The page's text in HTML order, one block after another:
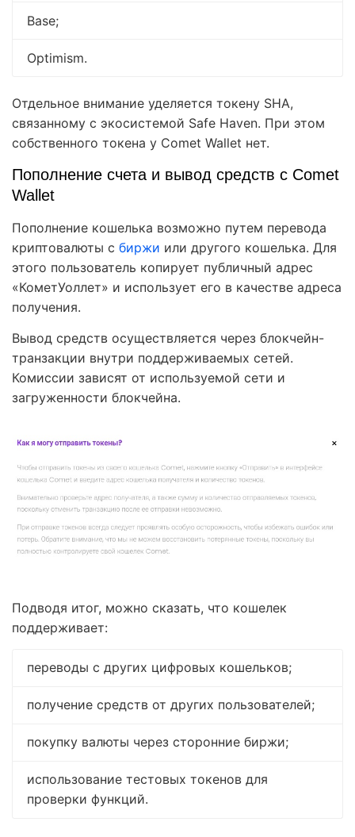
Base;
Optimism.
Отдельное внимание уделяется токену SHA,
связанному с экосистемой Safe Haven. При этом
собственного токена у Comet Wallet нет.
Пополнение счета и вывод средств с Comet
Wallet
Пополнение кошелька возможно путем перевода
криптовалюты с биржи или другого кошелька. Для
этого пользователь копирует публичный адрес
«КометУоллет» и использует его в качестве адреса
получения.
Вывод средств осуществляется через блокчейн-
транзакции внутри поддерживаемых сетей.
Комиссии зависят от используемой сети и
загруженности блокчейна.
Подводя итог, можно сказать, что кошелек
поддерживает:
переводы с других цифровых кошельков;
получение средств от других пользователей;
покупку валюты через сторонние биржи;
использование тестовых токенов для
проверки функций.